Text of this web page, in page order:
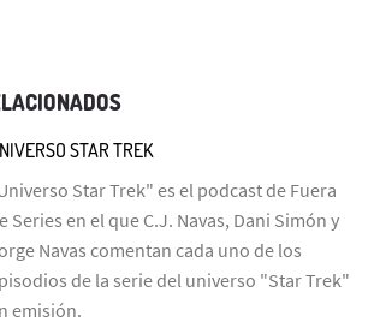
STAR TREK
Star Trek" es el podcast de Fuera
Series en el que C.J. Navas, Dani Simón y
Navas comentan cada uno de los
de la serie del universo "Star Trek"
emisión.